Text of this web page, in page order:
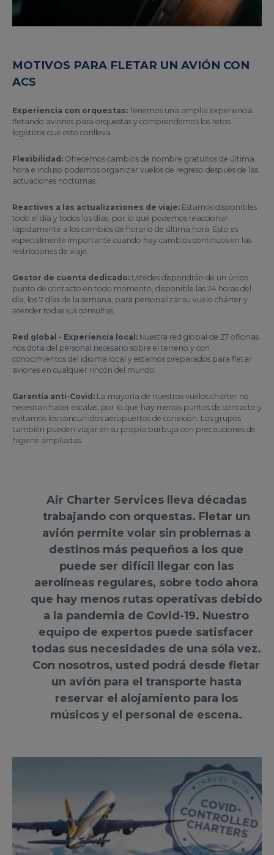
MOTIVOS PARA FLETAR UN AVIÓN CON
ACS
Experiencia con orquestas: Tenemos una amplia experiencia
fletando aviones para orquestas y comprendemos los retos
logísticos que esto conlleva.
Flexibilidad: Ofrecemos cambios de nombre gratuitos de última
hora e incluso podemos organizar vuelos de regreso después de las
actuaciones nocturnas.
Reactivos a las actualizaciones de viaje: Estamos disponibles
todo el día y todos los días, por lo que podemos reaccionar
rápidamente a los cambios de horario de última hora. Esto es
especialmente importante cuando hay cambios continuos en las
restricciones de viaje.
Gestor de cuenta dedicado: Ustedes dispondrán de un único
punto de contacto en todo momento, disponible las 24 horas del
día, los 7 días de la semana, para personalizar su vuelo chárter y
atender todas sus consultas.
Red global - Experiencia local: Nuestra red global de 27 oficinas
nos dota del personal necesario sobre el terreno y con
conocimientos del idioma local y estamos preparados para fletar
aviones en cualquier rincón del mundo.
Garantía anti-Covid: La mayoría de nuestros vuelos chárter no
necesitan hacer escalas, por lo que hay menos puntos de contacto y
evitamos los concurridos aeropuertos de conexión. Los grupos
también pueden viajar en su propia burbuja con precauciones de
higiene ampliadas.
Air Charter Services lleva décadas
trabajando con orquestas. Fletar un
avión permite volar sin problemas a
destinos más pequeños a los que
puede ser difícil llegar con las
aerolíneas regulares, sobre todo ahora
que hay menos rutas operativas debido
a la pandemia de Covid-19. Nuestro
equipo de expertos puede satisfacer
todas sus necesidades de una sóla vez.
Con nosotros, usted podrá desde fletar
un avión para el transporte hasta
reservar el alojamiento para los
músicos y el personal de escena.